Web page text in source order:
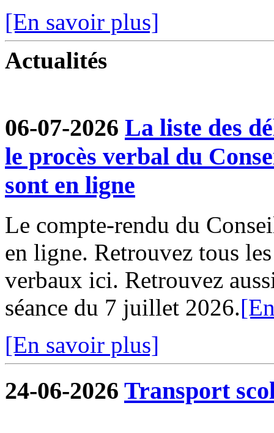
[En savoir plus]
Actualités
06-07-2026 La liste des
le procès verbal du
sont en ligne
Le compte-rendu du
en ligne. Retrouvez tous
verbaux ici. Retrouvez
séance du 7 juillet 2026.
[En savoir plus]
24-06-2026 Transport